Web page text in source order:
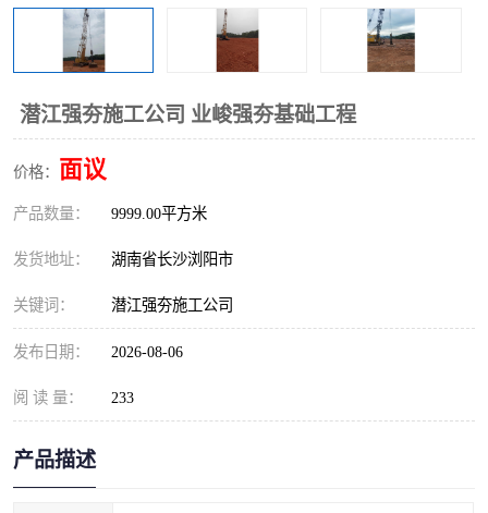
潜江强夯施工公司 业峻强夯基础工程
价格： 面议
产品数量： 9999.00平方米
发货地址： 湖南省长沙浏阳市
关键词： 潜江强夯施工公司
发布日期： 2026-08-06
阅 读 量： 233
产品描述